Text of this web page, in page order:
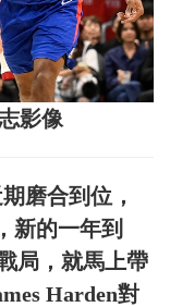
影像
磨合到位，
新的一年到
局，就馬上帶
Harden對